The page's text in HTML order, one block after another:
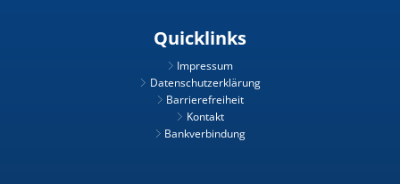
Quicklinks
Impressum
Datenschutzerklärung
Barrierefreiheit
Kontakt
Bankverbindung